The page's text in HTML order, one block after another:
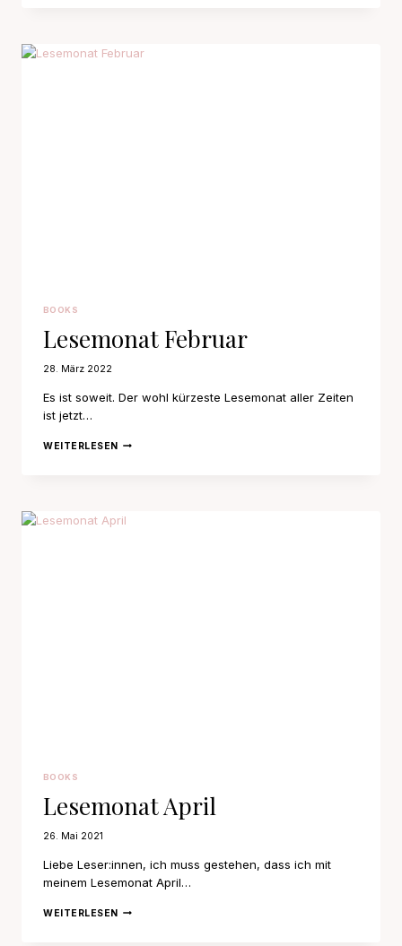
BOOKS
Lesemonat Februar
28. März 2022
Es ist soweit. Der wohl kürzeste Lesemonat aller Zeiten
ist jetzt…
WEITERLESENLESEMONAT
BOOKS
Lesemonat April
26. Mai 2021
Liebe Leser:innen, ich muss gestehen, dass ich mit
meinem Lesemonat April…
WEITERLESENLESEMONAT